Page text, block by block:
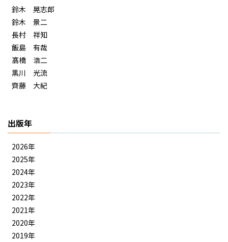
鈴木 晃志郎
鈴木 景二
長村 祥知
飯島 有哉
髙橋 浩二
黒川 光流
齊藤 大紀
出版年
2026年
2025年
2024年
2023年
2022年
2021年
2020年
2019年